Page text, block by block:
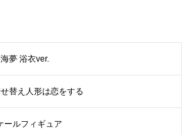
夢 浴衣ver.
替え人形は恋をする
ールフィギュア